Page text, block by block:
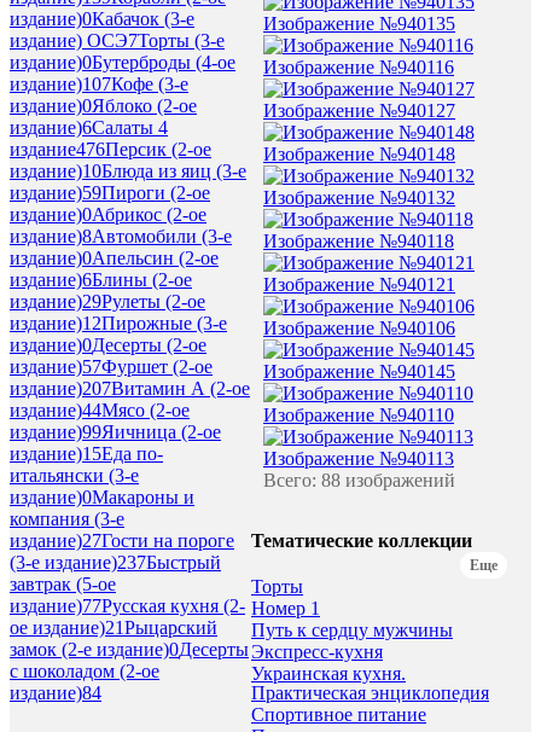
издание)0Кабачок (3-е
издание) ОСЭ7Торты (3-е
издание)0Бутерброды (4-ое
издание)107Кофе (3-е
издание)0Яблоко (2-ое
издание)6Салаты 4
издание476Персик (2-ое
издание)10Блюда из яиц (3-е
издание)59Пироги (2-ое
издание)0Абрикос (2-ое
издание)8Автомобили (3-е
издание)0Апельсин (2-ое
издание)6Блины (2-ое
издание)29Рулеты (2-ое
издание)12Пирожные (3-е
издание)0Десерты (2-ое
издание)57Фуршет (2-ое
издание)207Витамин А (2-ое
издание)44Мясо (2-ое
издание)99Яичница (2-ое
издание)15Еда по-
итальянски (3-е
издание)0Макароны и
компания (3-е
издание)27Гости на пороге
(3-е издание)237Быстрый
завтрак (5-ое
издание)77Русская кухня (2-
ое издание)21Рыцарский
замок (2-е издание)0Десерты
с шоколадом (2-ое
издание)84
Изображение №940135
Изображение №940116
Изображение №940127
Изображение №940148
Изображение №940132
Изображение №940118
Изображение №940121
Изображение №940106
Изображение №940145
Изображение №940110
Изображение №940113
Всего: 88 изображений
Тематические коллекции
Еще
Торты
Номер 1
Путь к сердцу мужчины
Экспресс-кухня
Украинская кухня.
Практическая энциклопедия
Спортивное питание